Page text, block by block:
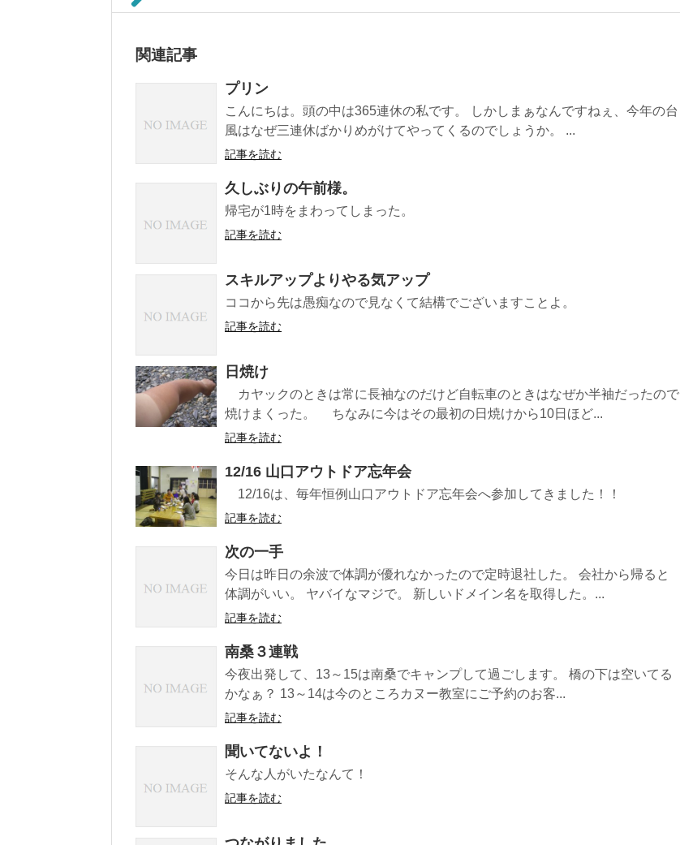
関連記事
プリン
こんにちは。頭の中は365連休の私です。 しかしまぁなんですねぇ、今年の台
風はなぜ三連休ばかりめがけてやってくるのでしょうか。 ...
記事を読む
久しぶりの午前様。
帰宅が1時をまわってしまった。
記事を読む
スキルアップよりやる気アップ
ココから先は愚痴なので見なくて結構でございますことよ。
記事を読む
日焼け
カヤックのときは常に長袖なのだけど自転車のときはなぜか半袖だったので
焼けまくった。 ちなみに今はその最初の日焼けから10日ほど...
記事を読む
12/16 山口アウトドア忘年会
12/16は、毎年恒例山口アウトドア忘年会へ参加してきました！！
記事を読む
次の一手
今日は昨日の余波で体調が優れなかったので定時退社した。 会社から帰ると
体調がいい。 ヤバイなマジで。 新しいドメイン名を取得した。...
記事を読む
南桑３連戦
今夜出発して、13～15は南桑でキャンプして過ごします。 橋の下は空いてる
かなぁ？ 13～14は今のところカヌー教室にご予約のお客...
記事を読む
聞いてないよ！
そんな人がいたなんて！
記事を読む